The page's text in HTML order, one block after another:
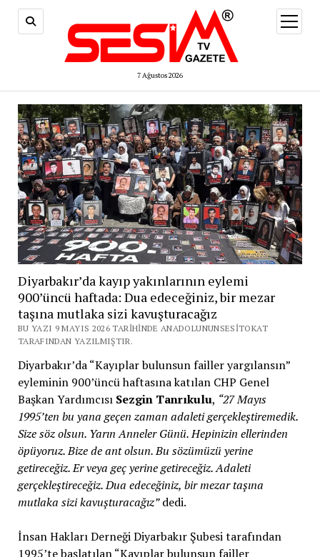
7 Ağustos 2026
aç
Diyarbakır’da kayıp yakınlarının eylemi
900’üncü haftada: Dua edeceğiniz, bir mezar
taşına mutlaka sizi kavuşturacağız
BU YAZI 9 MAYIS 2026 TARIHINDE ANADOLUNUNSESITOKAT
TARAFINDAN YAZILMIŞTIR.
Diyarbakır’da “Kayıplar bulunsun failler yargılansın”
eyleminin 900’üncü haftasına katılan CHP Genel
Başkan Yardımcısı Sezgin Tanrıkulu, “27 Mayıs
1995’ten bu yana geçen zaman adaleti gerçekleştiremedik.
Size söz olsun. Yarın Anneler Günü. Hepinizin ellerinden
öpüyoruz. Bize de ant olsun. Bu sözümüzü yerine
getireceğiz. Er veya geç yerine getireceğiz. Adaleti
gerçekleştireceğiz. Dua edeceğiniz, bir mezar taşına
mutlaka sizi kavuşturacağız”dedi.
İnsan Hakları Derneği Diyarbakır Şubesi tarafından
1995’te başlatılan “Kayıplar bulunsun failler